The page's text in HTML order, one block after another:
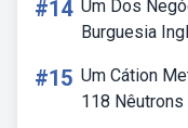
#14 Um Dos
Burguesia
#15 Um Cátion
118 Nêutrons